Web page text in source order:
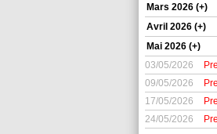
Mars 2026 (+)
Avril 2026 (+)
Mai 2026 (+)
03/05/2026
09/05/2026
17/05/2026
24/05/2026